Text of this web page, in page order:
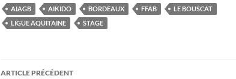
AIAGB AIKIDO BORDEAUX FFAB
LE BOUSCAT
LIGUE AQUITAINE
STAGE
Navigation
ARTICLE PRÉCÉDENT